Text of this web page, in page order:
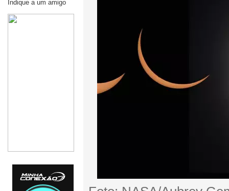
Indique a um amigo